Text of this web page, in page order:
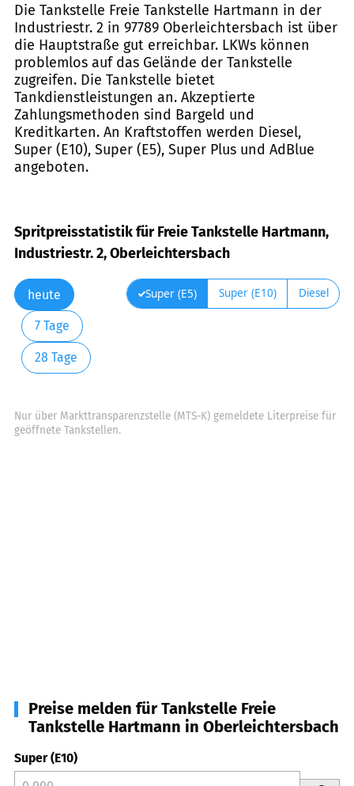
Die Tankstelle Freie Tankstelle Hartmann in der
Industriestr. 2 in 97789 Oberleichtersbach ist über
die Hauptstraße gut erreichbar. LKWs können
problemlos auf das Gelände der Tankstelle
zugreifen. Die Tankstelle bietet
Tankdienstleistungen an. Akzeptierte
Zahlungsmethoden sind Bargeld und
Kreditkarten. An Kraftstoffen werden Diesel,
Super (E10), Super (E5), Super Plus und AdBlue
angeboten.
Spritpreisstatistik für Freie Tankstelle Hartmann,
Industriestr. 2, Oberleichtersbach
heute
7 Tage
28 Tage
Super (E5) Super (E10) Diesel
Nur über Markttransparenzstelle (MTS-K) gemeldete Literpreise für
geöffnete Tankstellen.
Preise melden für Tankstelle Freie
Tankstelle Hartmann in Oberleichtersbach
Super (E10)